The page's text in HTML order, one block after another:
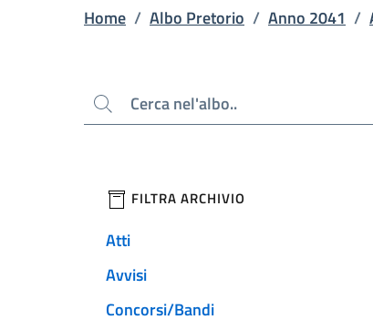
Home / Albo Pretorio / Anno 2041 /
Cerca
filtri da applicare
FILTRA ARCHIVIO
Atti
Avvisi
Concorsi/Bandi